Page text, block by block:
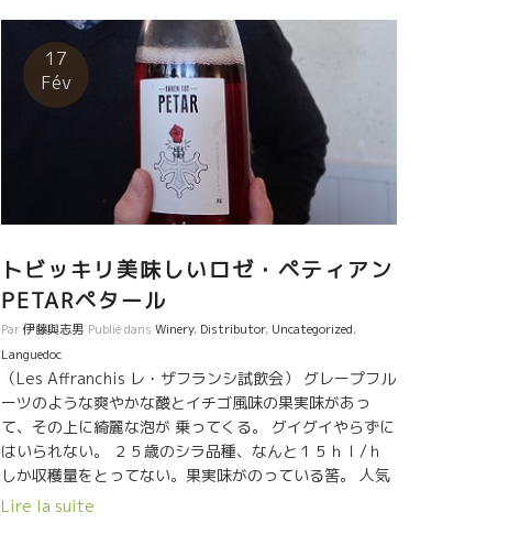
17
Fév
トビッキリ美味しいロゼ・ペティアン
PETARペタール
Par伊藤與志男 Publié dans Winery, Distributor, Uncategorized,
Languedoc
（Les Affranchis レ・ザフランシ試飲会） グレープフル
ーツのような爽やかな酸とイチゴ風味の果実味があっ
て、その上に綺麗な泡が 乗ってくる。 グイグイやらずに
はいられない。 ２５歳のシラ品種、なんと１５ｈｌ/ｈ
しか収穫量をとってない。果実味がのっている筈。 人気
抜群のペタールは、売り出すと即完売してしまうワイ
Lire la suite